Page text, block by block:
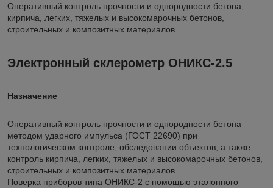
Оперативный контроль прочности и однородности бетона,
кирпича, легких, тяжелых и высокомарочных бетонов,
строительных и композитных материалов.
Электронный склерометр ОНИКС-2.5
Назначение
Оперативный контроль прочности и однородности бетона
методом ударного импульса (ГОСТ 22690) при
технологическом контроле, обследовании объектов, а также
контроль кирпича, легких, тяжелых и высокомарочных бетонов,
строительных и композитных материалов
Поверка приборов типа ОНИКС-2 с помощью эталонного